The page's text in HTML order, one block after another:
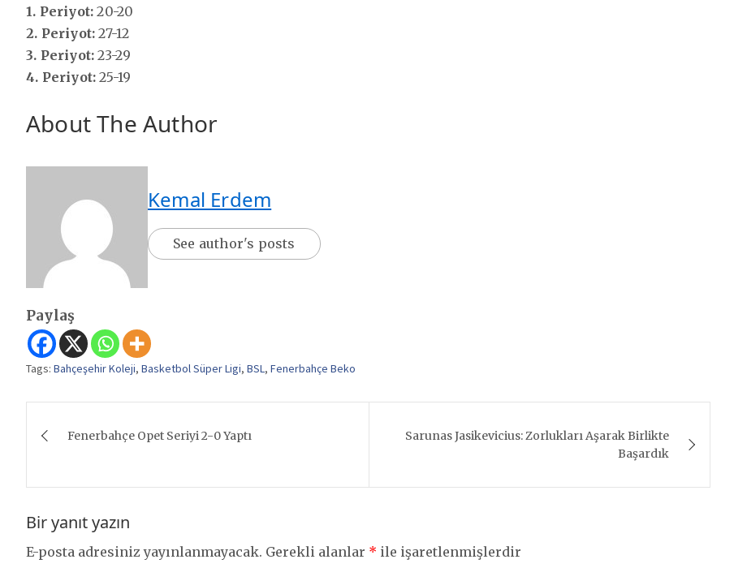
1. Periyot: 20-20
2. Periyot: 27-12
3. Periyot: 23-29
4. Periyot: 25-19
About The Author
Kemal Erdem
See author's posts
Paylaş
Tags: Bahçeşehir Koleji, Basketbol Süper Ligi, BSL, Fenerbahçe Beko
gezinmesi
Fenerbahçe Opet Seriyi 2-0 Yaptı
Sarunas Jasikevicius: Zorlukları Aşarak Birlikte
Başardık
Bir yanıt yazın
E-posta adresiniz yayınlanmayacak. Gerekli alanlar * ile işaretlenmişlerdir